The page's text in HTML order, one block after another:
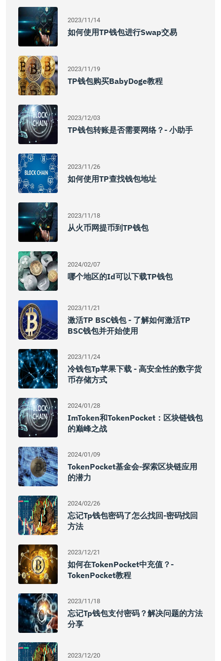
2023/11/14
如何使用TP钱包进行Swap交易
2023/11/19
TP钱包购买BabyDoge教程
2023/12/03
TP钱包转账是否需要网络？- 小助手
2023/11/26
如何使用TP查找钱包地址
2023/11/18
从火币网提币到TP钱包
2024/02/07
哪个地区的id可以下载TP钱包
2023/11/21
激活TP BSC钱包 - 了解如何激活TP
BSC钱包并开始使用
2023/11/24
冷钱包tp苹果下载 - 高安全性的数字货
币存储方式
2024/01/28
ImToken和TokenPocket：区块链钱包
的巅峰之战
2024/01/09
TokenPocket基金会-探索区块链应用
的潜力
2024/02/26
忘记tp钱包密码了怎么找回-密码找回
方法
2023/12/21
如何在TokenPocket中充值？-
TokenPocket教程
2023/11/18
忘记tp钱包支付密码？解决问题的方法
分享
2023/12/20